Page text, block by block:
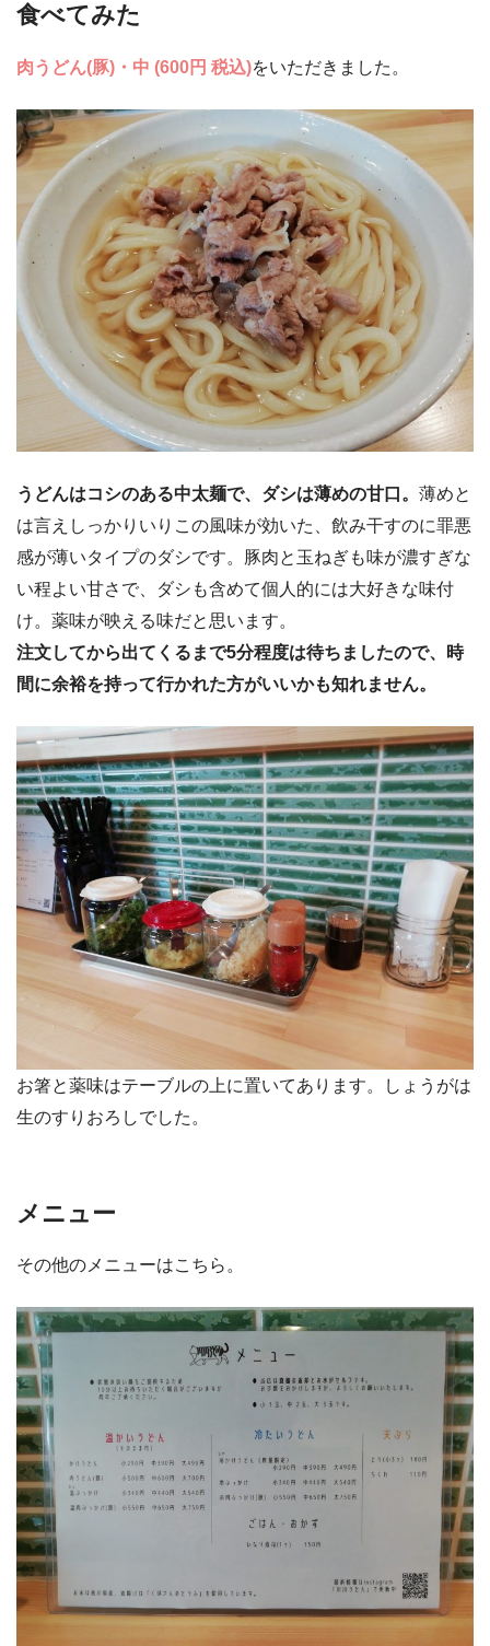
食べてみた
肉うどん(豚)・中 (600円 税込)をいただきました。
うどんはコシのある中太麺で、ダシは薄めの甘口。 薄めと
は言えしっかりいりこの風味が効いた、飲み干すのに罪悪
感が薄いタイプのダシです。豚肉と玉ねぎも味が濃すぎな
い程よい甘さで、ダシも含めて個人的には大好きな味付
け。薬味が映える味だと思います。
注文してから出てくるまで5分程度は待ちましたので、時
間に余裕を持って行かれた方がいいかも知れません。
お箸と薬味はテーブルの上に置いてあります。しょうがは
生のすりおろしでした。
メニュー
その他のメニューはこちら。